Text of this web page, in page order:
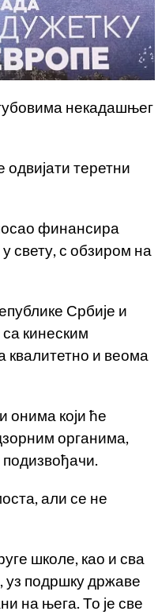
некадашњег
теретни
финансира
свету, с обзиром на
Србије и
кинеским
квалитетно и веома
онима који ће
органима,
али се не
школе, као и сва
уз подршку државе
на њега. То је све